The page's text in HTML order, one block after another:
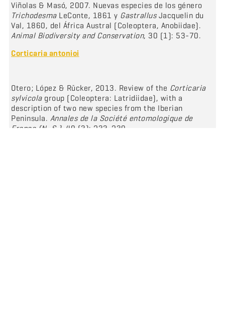
Viñolas & Masó, 2007. Nuevas especies de los género
TrichodesmaLeConte, 1861 y GastrallusJacquelin du
Val, 1860, del África Austral (Coleoptera, Anobiidae).
Animal Biodiversity and Conservation, 30 (1): 53-70.
Corticaria antonioi
Otero; López & Rücker, 2013. Review of the Corticaria
sylvicolagroup (Coleoptera: Latridiidae), with a
description of two new species from the Iberian
Peninsula. Annales de la Société entomologique de
France (N. S.), 49 (3): 233-239,